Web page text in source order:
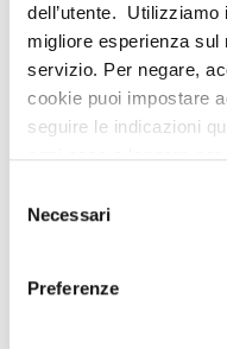
dell’utente.
migliore esperienza
servizio. Per negare,
cookie puoi impostare
seguire le indicazioni
ogni caso a leggere
delNecessari
Preferenze
CHE BELLO E' -
23/12/2025
7 MESI FA
CHE BELLO E' -
7 MESI FA